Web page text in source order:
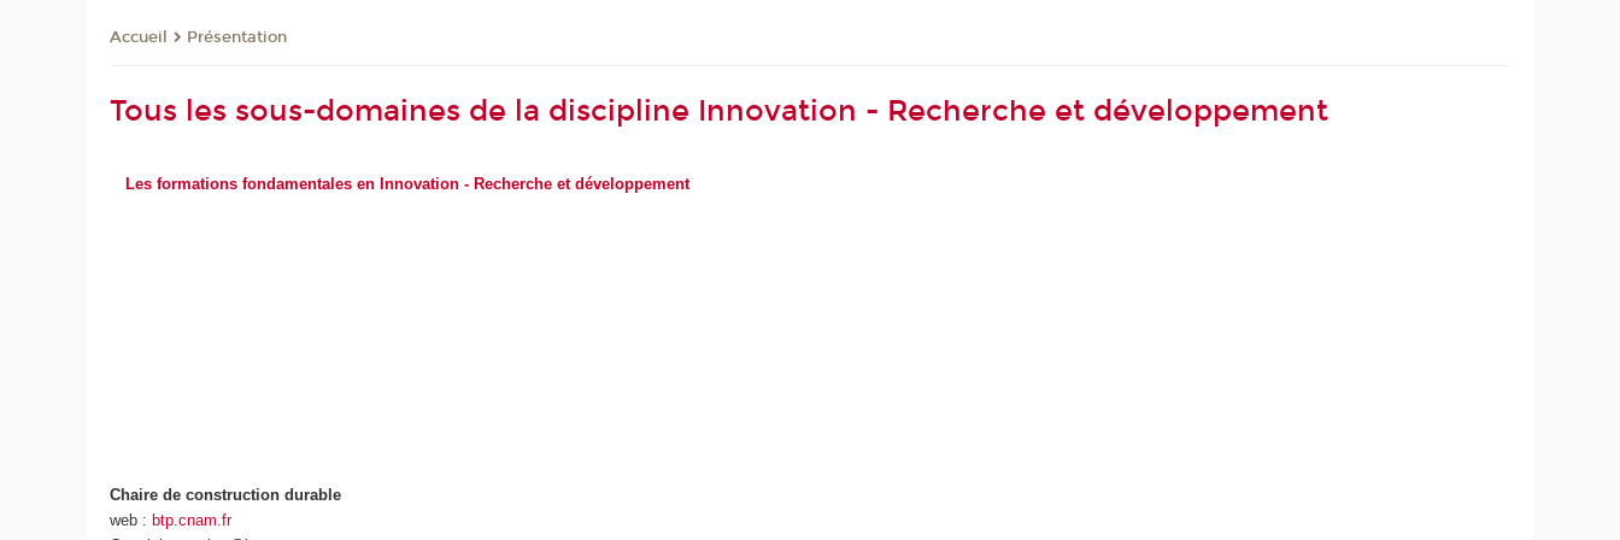
Accueil Présentation
Tous les sous-domaines de la discipline Innovation - Recherche et développement
Les formations fondamentales en Innovation - Recherche et développement
Chaire de construction durable
web : btp.cnam.fr